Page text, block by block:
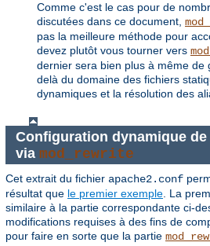
Comme c'est le cas pour de
discutées dans ce document,
pas la meilleure méthode pour
devez plutôt vous tourner vers
dernier sera bien plus à même de
delà du domaine des fichiers
dynamiques et la résolution des
Configuration dynamique
via mod_rewrite
Cet extrait du fichier apache2.conf
résultat que le premier exemple. La
similaire à la partie correspondante ci-
modifications requises à des fins de
pour faire en sorte que la partie